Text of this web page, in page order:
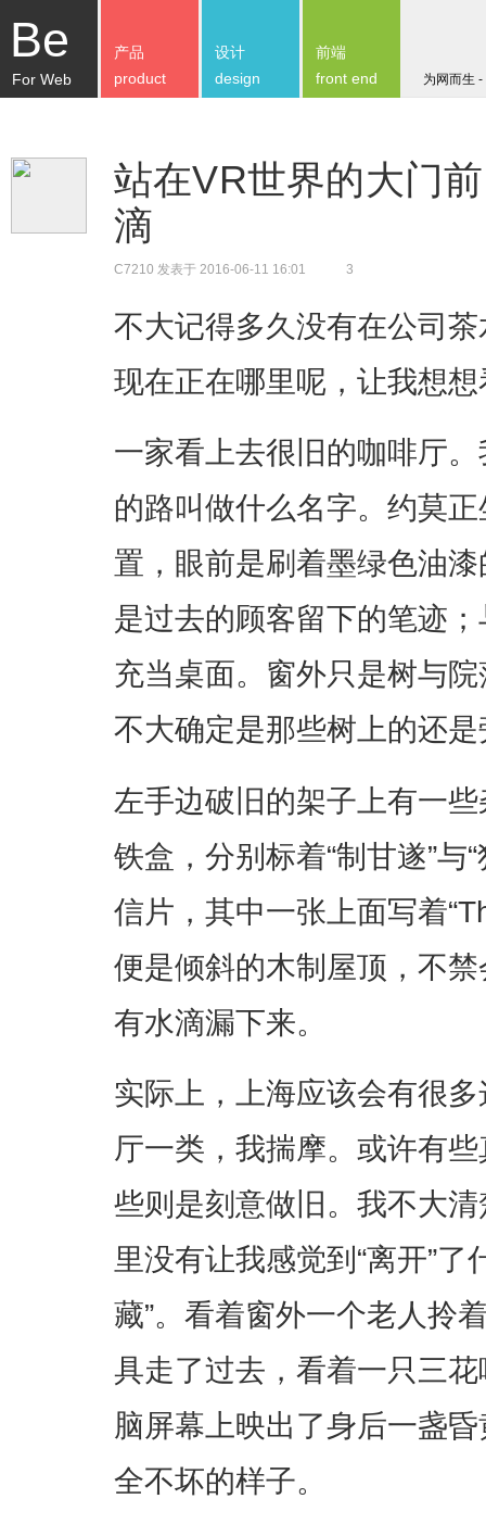
Be
For Web 为网而生
产品
product
设计
design
前端
front end
站在VR世界的大门
滴
C7210 发表于 2016-06-11 16:01 3
不大记得多久没有在公司
现在正在哪里呢，让我想想
一家看上去很旧的咖啡厅
的路叫做什么名字。约莫
置，眼前是刷着墨绿色油
是过去的顾客留下的笔迹
充当桌面。窗外只是树与
不大确定是那些树上的还
左手边破旧的架子上有一
铁盒，分别标着“制甘遂”与
信片，其中一张上面写着
便是倾斜的木制屋顶，不
有水滴漏下来。
实际上，上海应该会有很
厅一类，我揣摩。或许有
些则是刻意做旧。我不大
里没有让我感觉到“离开”
藏”。看着窗外一个老人拎
具走了过去，看着一只三
脑屏幕上映出了身后一盏
全不坏的样子。